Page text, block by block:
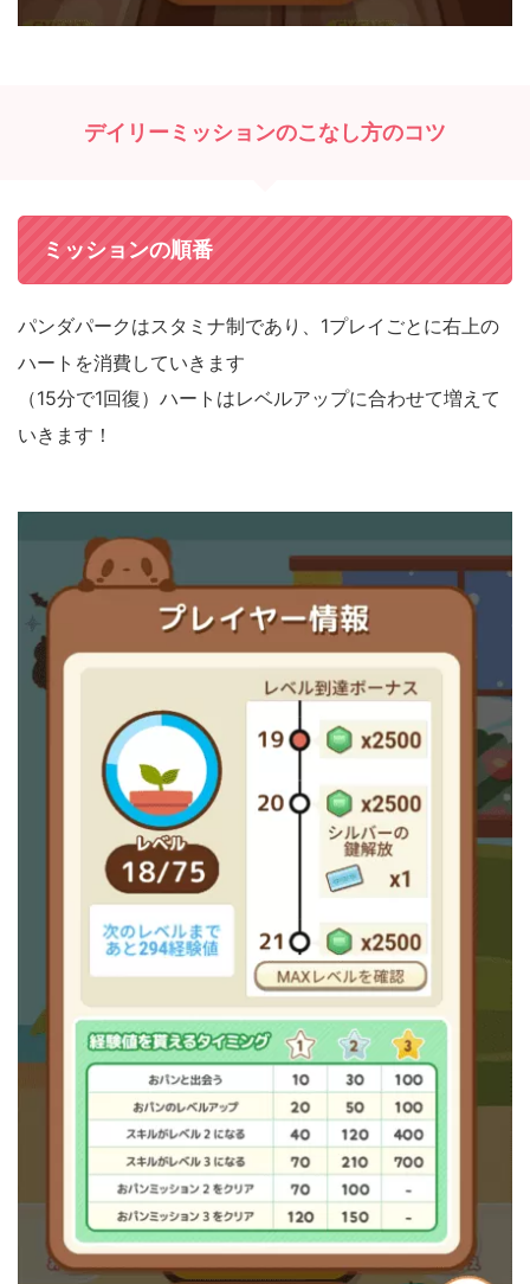
デイリーミッションのこなし方のコツ
ミッションの順番
パンダパークはスタミナ制であり、 1プレイごとに右上の
ハートを消費していきます
（15分で1回復） ハートはレベルアップに合わせて増えて
いきます！